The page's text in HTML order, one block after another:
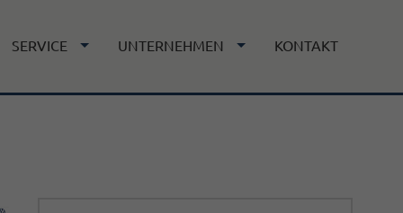
SERVICE UNTERNEHMEN KONTAKT